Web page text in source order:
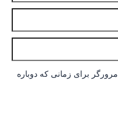
برای زمانی که دوباره